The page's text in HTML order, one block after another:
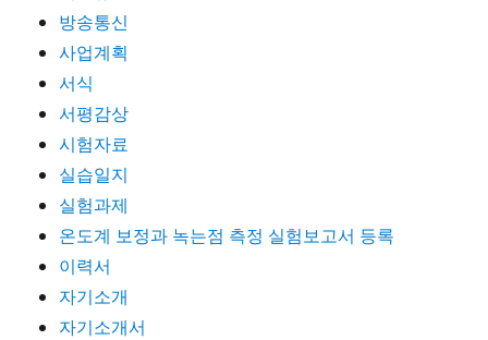
방송통신
사업계획
서식
서평감상
시험자료
실습일지
실험과제
온도계 보정과 녹는점 측정 실험보고서 등록
이력서
자기소개
자기소개서